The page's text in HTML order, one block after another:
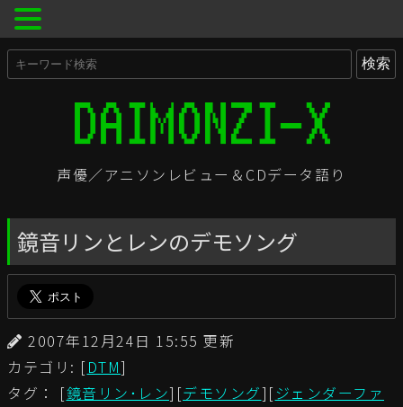
声優／アニソンレビュー＆CDデータ語り
鏡音リンとレンのデモソング
2007年12月24日 15:55 更新
カテゴリ: [DTM]
タグ： [鏡音リン･レン][デモソング][ジェンダーファ